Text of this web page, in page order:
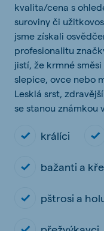
kvalita/cena s
suroviny či
jsme získali
profesionalitu
jistí, že krmné
slepice, ovce nebo
Lesklá srst,
se stanou známkou
králíci
bažanti a
pštrosi a